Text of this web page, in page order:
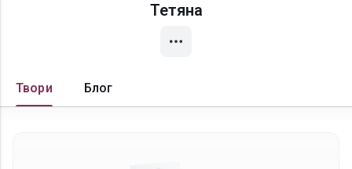
Тетяна
Твори Блог